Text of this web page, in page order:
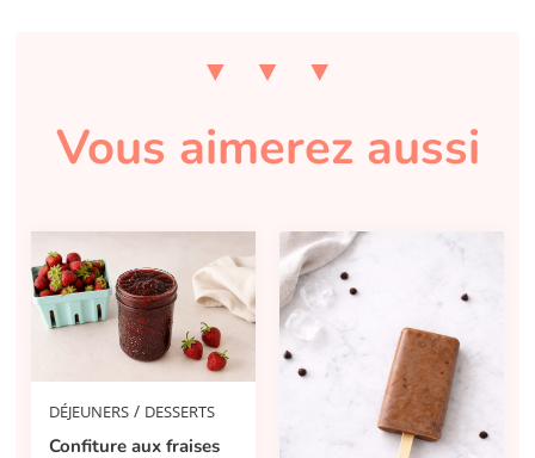
Vous aimerez aussi
DÉJEUNERS / DESSERTS
Confiture aux fraises